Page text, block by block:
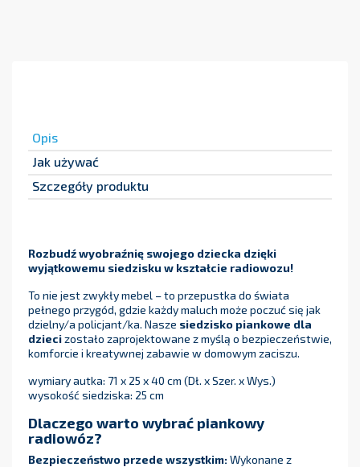
Opis
Jak używać
Szczegóły produktu
Rozbudź wyobraźnię swojego dziecka dzięki
wyjątkowemu siedzisku w kształcie radiowozu!
To nie jest zwykły mebel – to przepustka do świata
pełnego przygód, gdzie każdy maluch może poczuć się jak
dzielny/a policjant/ka. Nasze siedzisko piankowe dla
dziecizostało zaprojektowane z myślą o bezpieczeństwie,
komforcie i kreatywnej zabawie w domowym zaciszu.
wymiary autka: 71 x 25 x 40 cm (Dł. x Szer. x Wys.)
wysokość siedziska: 25 cm
Dlaczego warto wybrać piankowy
radiowóz?
Bezpieczeństwo przede wszystkim:Wykonane z